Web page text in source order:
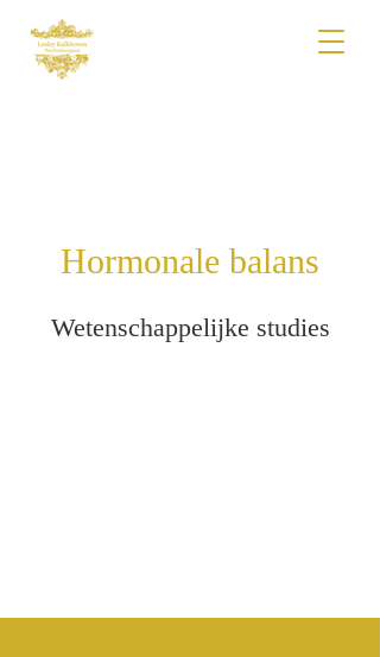
Hormonale balans
Wetenschappelijke studies